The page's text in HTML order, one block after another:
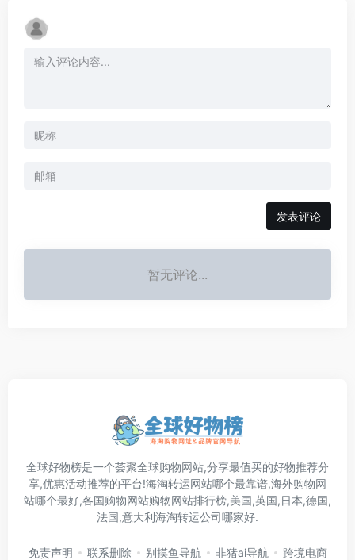
发表评论
暂无评论...
全球好物榜是一个荟聚全球购物网站,分享最值买的好物推荐分
享,优惠活动推荐的平台!海淘转运网站哪个最靠谱,海外购物网
站哪个最好,各国购物网站购物网站排行榜,美国,英国,日本,德国,
法国,意大利海淘转运公司哪家好.
免责声明 联系删除 别摸鱼导航 非猪ai导航 跨境电商